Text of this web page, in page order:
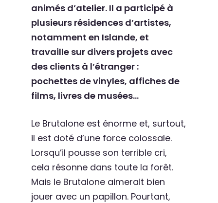
animés d’atelier. Il a participé à
plusieurs résidences d’artistes,
notamment en Islande, et
travaille sur divers projets avec
des clients à l’étranger :
pochettes de vinyles, affiches de
films, livres de musées…
Le Brutalone est énorme et, surtout,
il est doté d’une force colossale.
Lorsqu’il pousse son terrible cri,
cela résonne dans toute la forêt.
Mais le Brutalone aimerait bien
jouer avec un papillon. Pourtant,